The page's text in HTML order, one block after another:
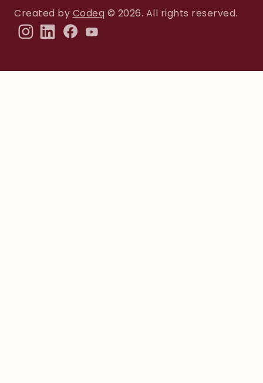
Created by Codeq © 2026. All rights reserved.